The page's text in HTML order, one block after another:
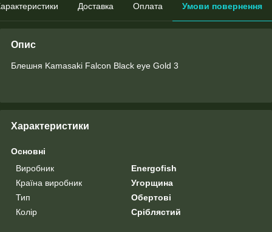
Доставка Оплата Умови повернення
Опис
Блешня Kamasaki Falcon Black eye Gold 3
Характеристики
Основні
Виробник
Energofish
Країна виробник
Угорщина
Тип
Обертові
Колір
Сріблястий